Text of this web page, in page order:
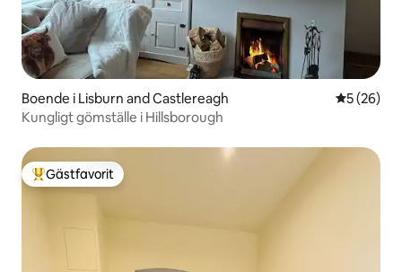
Boende i Lisburn and Castlereagh 5 av 5 i
5 (26)
Kungligt gömställe i Hillsborough
Populär gästfavorit
Gästfavorit